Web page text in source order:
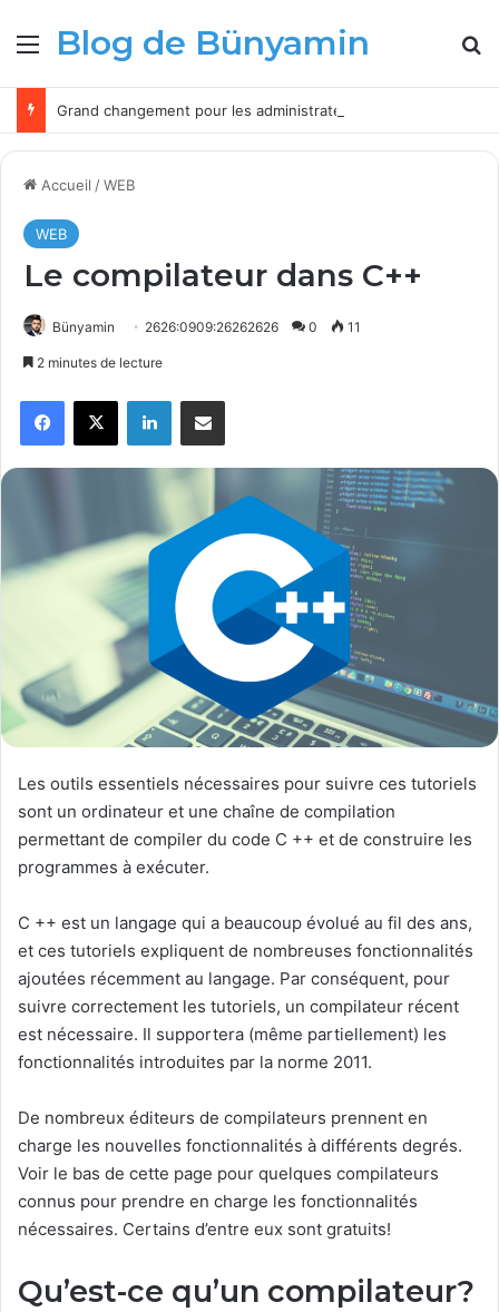
MenuBlog de Bünyamin
Accueil /WEB
WEB
Le compilateur dans C++
Bünyamin 2626:0909:26262626 0 11
2 minutes de lecture
Facebook
X LinkedinPartager par email
Les outils essentiels nécessaires pour suivre ces tutoriels
sont un ordinateur et une chaîne de compilation
permettant de compiler du code C ++ et de construire les
programmes à exécuter.
C ++ est un langage qui a beaucoup évolué au fil des ans,
et ces tutoriels expliquent de nombreuses fonctionnalités
ajoutées récemment au langage. Par conséquent, pour
suivre correctement les tutoriels, un compilateur récent
est nécessaire. Il supportera (même partiellement) les
fonctionnalités introduites par la norme 2011.
De nombreux éditeurs de compilateurs prennent en
charge les nouvelles fonctionnalités à différents degrés.
Voir le bas de cette page pour quelques compilateurs
connus pour prendre en charge les fonctionnalités
nécessaires. Certains d’entre eux sont gratuits!
Qu’est-ce qu’un compilateur?